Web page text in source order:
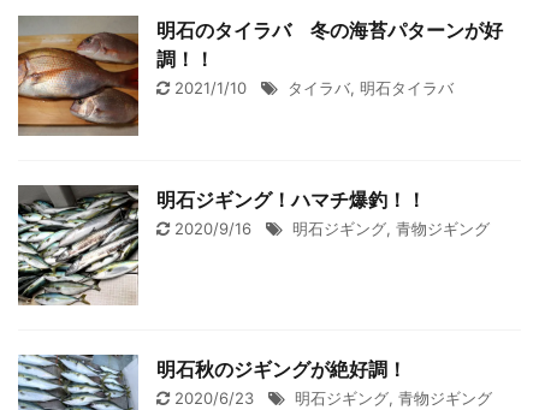
明石のタイラバ 冬の海苔パターンが好
調！！
2021/1/10 タイラバ, 明石タイラバ
明石ジギング！ハマチ爆釣！！
2020/9/16 明石ジギング, 青物ジギング
明石秋のジギングが絶好調！
2020/6/23 明石ジギング, 青物ジギング